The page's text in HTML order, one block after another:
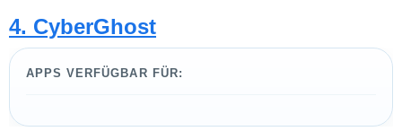
4. CyberGhost
APPS VERFÜGBAR FÜR: